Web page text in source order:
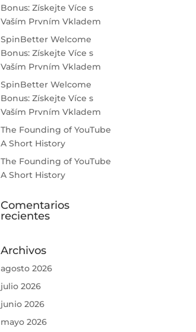
Bonus: Získejte Více s
Vaším Prvním Vkladem
SpinBetter Welcome
Bonus: Získejte Více s
Vaším Prvním Vkladem
SpinBetter Welcome
Bonus: Získejte Více s
Vaším Prvním Vkladem
The Founding of YouTube
A Short History
The Founding of YouTube
A Short History
Comentarios
recientes
Archivos
agosto 2026
julio 2026
junio 2026
mayo 2026